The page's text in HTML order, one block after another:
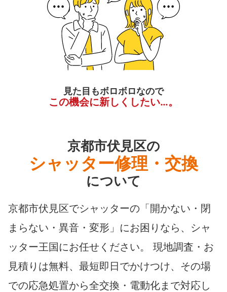
見た目もボロボロなので
この機会に新しくしたい…。
京都市伏見区の
シャッター修理・交換
について
京都市伏見区でシャッターの「開かない・閉
まらない・異音・変形」にお困りなら、シャ
ッター王国にお任せください。 現地調査・お
見積りは無料、最短即日でかけつけ、その場
での応急処置から全交換・電動化まで対応し